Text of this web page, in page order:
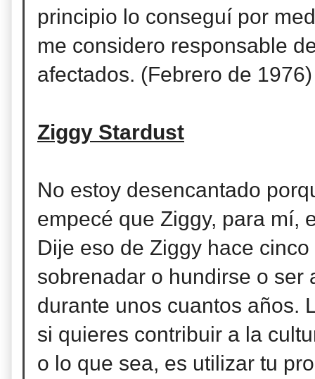
principio lo conseguí por
me considero responsable
afectados. (Febrero de
Ziggy Stardust
No estoy desencantado
empecé que Ziggy, para mí,
Dije eso de Ziggy hace
sobrenadar o hundirse o ser
durante unos cuantos años.
si quieres contribuir a la
o lo que sea, es utilizar tu